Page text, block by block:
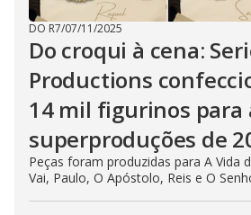
DO R7/07/11/2025
Do croqui à cena:
Productions
14 mil figurinos para
superproduções de
Peças foram produzidas para A Vida
Vai, Paulo, O Apóstolo, Reis e O